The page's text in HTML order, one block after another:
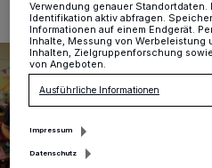
Verwendung genauer
Identifikation aktiv abfragen.
Informationen auf einem Endgerät.
Inhalte, Messung von Werbeleistung
Inhalten, Zielgruppenforschung
von Angeboten.
Ausführliche Informationen
Impressum
Datenschutz